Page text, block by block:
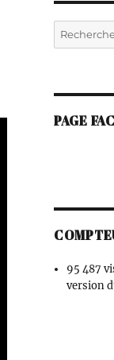
Recherche
pour :
PAGE
95 487
version